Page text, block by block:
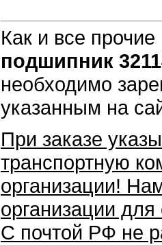
Как и все
подшипник
необходимо
указанным на
При заказе
транспортную
организации!
организации
С почтой РФ не